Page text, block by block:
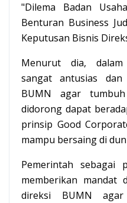
"Dilema Badan
Benturan Business
Keputusan Bisnis
Menurut dia, dalam
sangat antusias dan
BUMN agar
didorong dapat
prinsip Good
mampu bersaing di
Pemerintah sebagai
memberikan mandat
direksi BUMN agar